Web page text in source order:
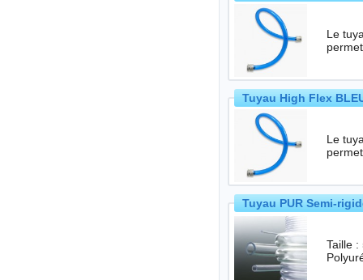
Le
Tuyau High Flex
Le
Tuyau PUR Semi-
Taille